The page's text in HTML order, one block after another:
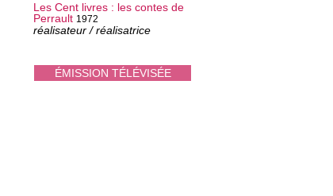
ÉMISSION TÉLÉVISÉE
Les Cent livres : les contes de
Perrault 1972
réalisateur / réalisatrice